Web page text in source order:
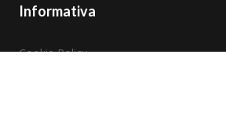
Informativa
Cookie Policy